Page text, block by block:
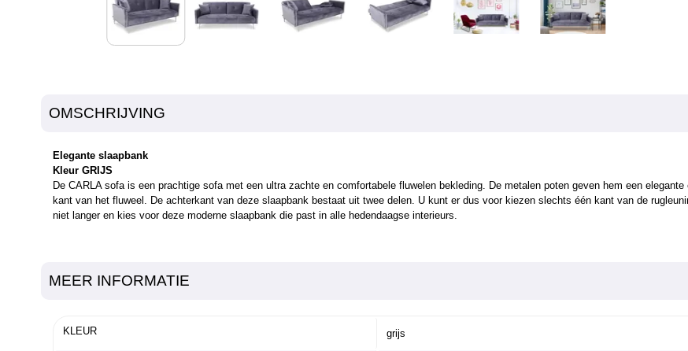
OMSCHRIJVING
Elegante slaapbank
Kleur GRIJS
De CARLA sofa is een prachtige sofa met een ultra zachte en comfortabele fluwelen bekleding. De metalen poten geven hem een
kant van het fluweel. De achterkant van deze slaapbank bestaat uit twee delen. U kunt er dus voor kiezen slechts één kant van de
niet langer en kies voor deze moderne slaapbank die past in alle hedendaagse interieurs.
MEER INFORMATIE
KLEUR grijs